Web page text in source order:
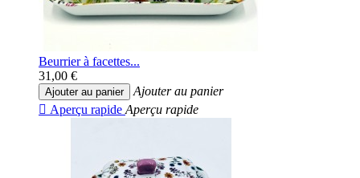
Beurrier à facettes...
31,00 €
Ajouter au panier
Ajouter au panier
 Aperçu rapide Aperçu rapide